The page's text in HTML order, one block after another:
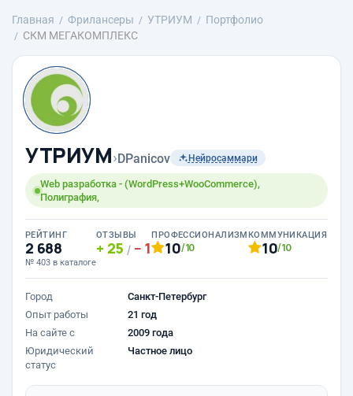
Главная Фрилансеры УТРИУМ
Портфолио
СКМ МЕГАКОМПЛЕКС
УТРИУМ›DPanicov Нейросаммари
Web разработка - (WordPress+WooCommerce),
Полиграфия,
РЕЙТИНГ
2 688
№ 403 в каталоге
ОТЗЫВЫ
25 / 1
ПРОФЕССИОНАЛИЗМ
10/10
КОММУНИКАЦИЯ
10/10
Город
Санкт-Петербург
Опыт работы
21 год
На сайте с
2009 года
Юридический
статус
Частное лицо